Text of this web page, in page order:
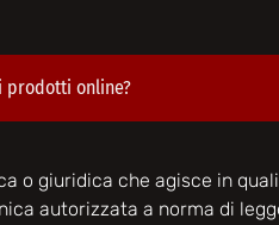
prodotti online?
o giuridica che agisce in
autorizzata a norma di